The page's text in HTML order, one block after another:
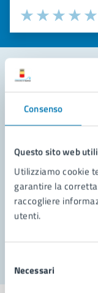
Consenso
Questo sito web
Utilizziamo cookie
garantire la
raccogliere
utenti.
delNecessari
Valuta la chiarezza
Seleziona il
Valuta
Valuta 3
Valuta 2 stelle
Valuta 1 stelle su
Leggi le
Richiedi
Prenota
Problemi in